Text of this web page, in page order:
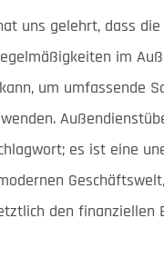
uns gelehrt, dass
im
um umfassende
es ist eine
den finanziellen